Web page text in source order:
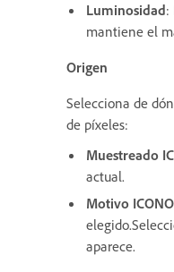
Luminosidad:
mantiene el
Origen
Selecciona de
de píxeles:
Muestreado
actual.
Motivo
aparece.